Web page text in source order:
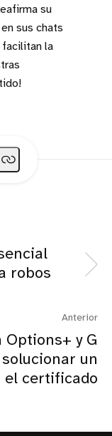
su
sus chats
facilitan la
robos
Anterior
y G
un
el certificado